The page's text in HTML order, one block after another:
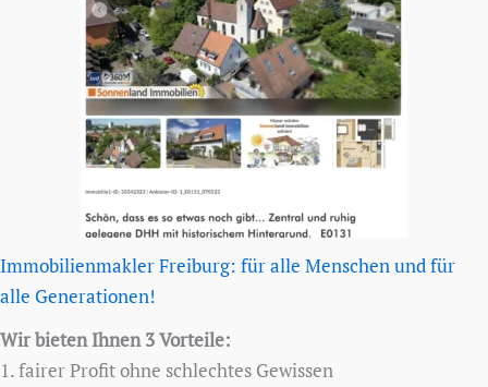
Immobilienmakler Freiburg: für alle Menschen und für
alle Generationen!
Wir bieten Ihnen 3 Vorteile:
1. fairer Profit ohne schlechtes Gewissen